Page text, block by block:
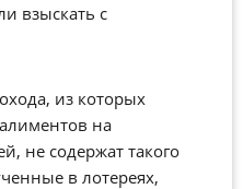
взыскать с
из которых
на
не содержат такого
в лотереях,